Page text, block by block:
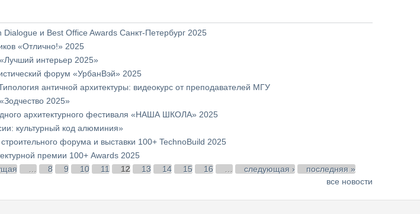
Dialogue и Best Office Awards Санкт-Петербург 2025
«Отлично!» 2025
интерьер 2025»
форум «УрбанВэй» 2025
античной архитектуры: видеокурс от преподавателей МГУ
2025»
архитектурного фестиваля «НАША ШКОЛА» 2025
культурный код алюминия»
форума и выставки 100+ TechnoBuild 2025
премии 100+ Awards 2025
8 9 10 11 12 13 14 15 16 следующая ›
последняя »
все новости